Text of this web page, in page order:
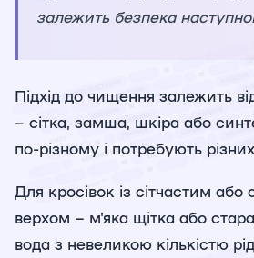
залежить безпека
Підхід до чищення залежить
– сітка, замша, шкіра або
по-різному і потребують різних
Для кросівок із сітчастим або
верхом – м'яка щітка або
вода з невеликою кількістю